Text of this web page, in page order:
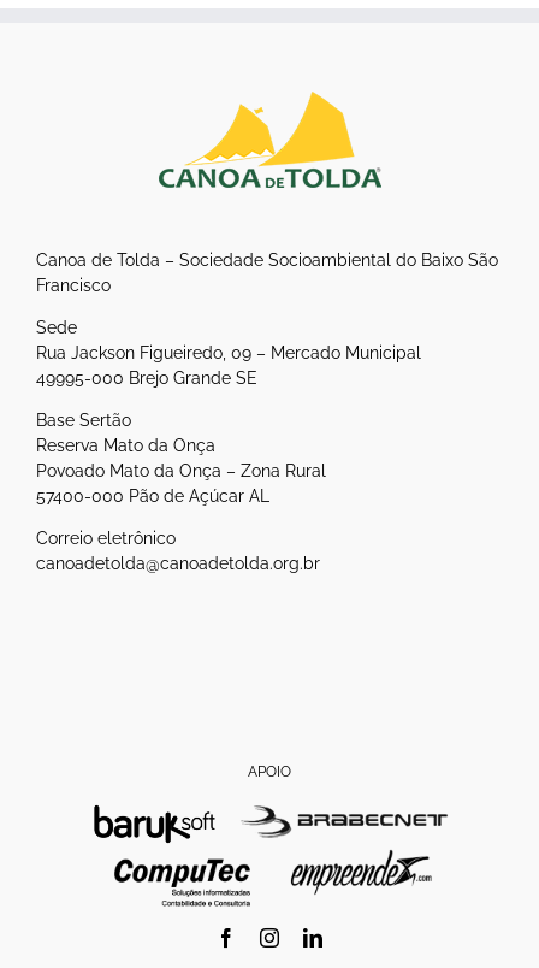
Canoa de Tolda – Sociedade Socioambiental do Baixo São
Francisco
Sede
Rua Jackson Figueiredo, 09 – Mercado Municipal
49995-000 Brejo Grande SE
Base Sertão
Reserva Mato da Onça
Povoado Mato da Onça – Zona Rural
57400-000 Pão de Açúcar AL
Correio eletrônico
canoadetolda@canoadetolda.org.br
APOIO
FacebookInstagramLinkedIn